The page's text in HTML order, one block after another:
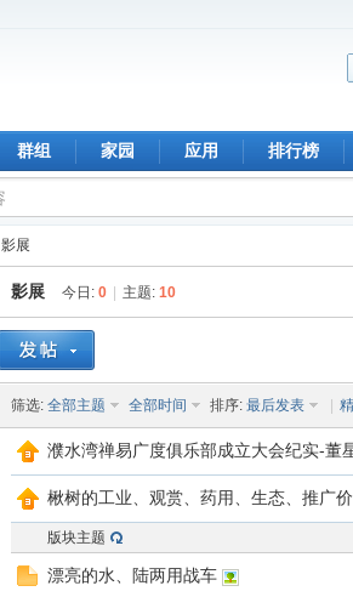
群组 家园 应用 排行榜
影展
影展 今日: 0 主题: 10
筛选: 全部主题 全部时间 排序: 最后发表
濮水湾禅易广度俱乐部成立大会纪实-董
楸树的工业、观赏、药用、生态、推广
版块主题
漂亮的水、陆两用战车